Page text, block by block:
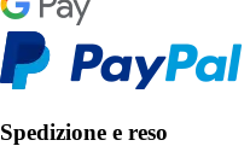
Spedizione e reso